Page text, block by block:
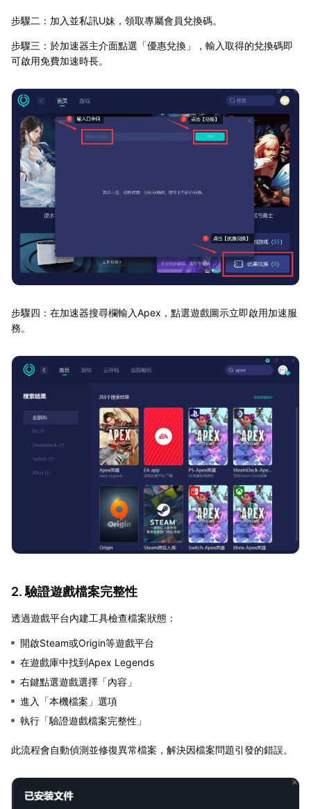
步驟二：加入並私訊U妹，領取專屬會員兌換碼。
步驟三：於加速器主介面點選「優惠兌換」，輸入取得的兌換碼即
可啟用免費加速時長。
步驟四：在加速器搜尋欄輸入Apex，點選遊戲圖示立即啟用加速服
務。
2. 驗證遊戲檔案完整性
透過遊戲平台內建工具檢查檔案狀態：
開啟Steam或Origin等遊戲平台
在遊戲庫中找到Apex Legends
右鍵點選遊戲選擇「內容」
進入「本機檔案」選項
執行「驗證遊戲檔案完整性」
此流程會自動偵測並修復異常檔案，解決因檔案問題引發的錯誤。